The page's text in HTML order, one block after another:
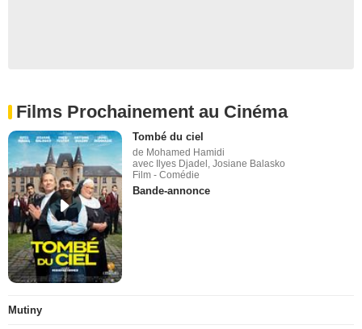
Films Prochainement au Cinéma
Tombé du ciel
de Mohamed Hamidi
avec Ilyes Djadel, Josiane Balasko
Film - Comédie
Bande-annonce
Mutiny